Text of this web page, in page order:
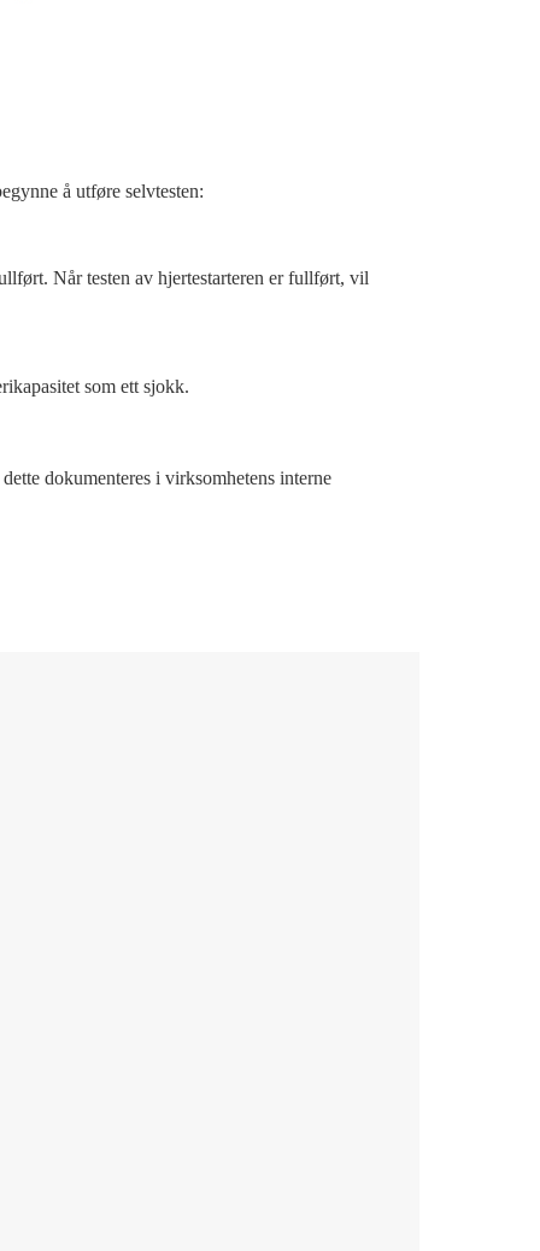
å utføre selvtesten:
Når testen av hjertestarteren er fullført, vil
som ett sjokk.
dokumenteres i virksomhetens interne